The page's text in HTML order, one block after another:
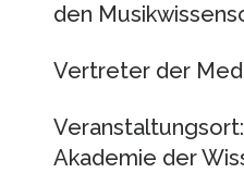
den
Vertreter der
Veranstaltungsort:
Akademie der